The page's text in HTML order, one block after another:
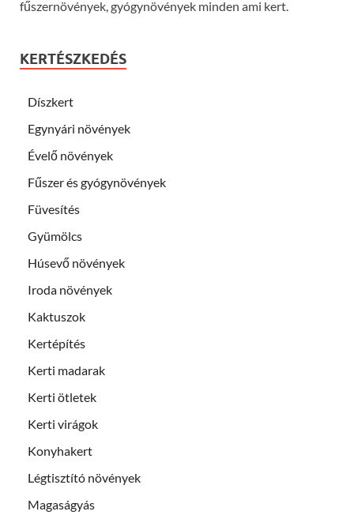
fűszernövények, gyógynövények minden ami kert.
KERTÉSZKEDÉS
Díszkert
Egynyári növények
Évelő növények
Fűszer és gyógynövények
Füvesítés
Gyümölcs
Húsevő növények
Iroda növények
Kaktuszok
Kertépítés
Kerti madarak
Kerti ötletek
Kerti virágok
Konyhakert
Légtisztító növények
Magaságyás